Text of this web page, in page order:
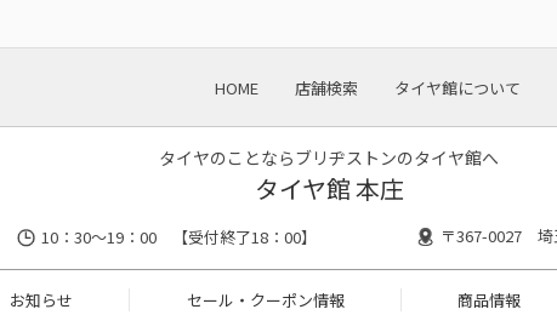
HOME 店舗検索 タイヤ館について
タイヤのことならブリヂストンのタイヤ館へ
タイヤ館 本庄
10：30～19：00 【受付終了18：00】 〒367-0027 埼
お知らせ セール・クーポン情報 商品情報